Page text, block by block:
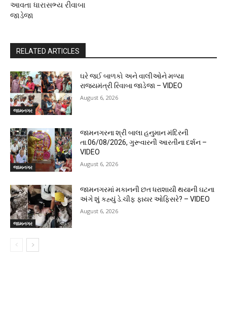
આવતા ધારાસભ્ય રીવાબા
જાડેજા
RELATED ARTICLES
જામનગર
ઘરે જઈ બાળકો અને વાલીઓને મળ્યા
રાજ્યમંત્રી રિવાબા જાડેજા – VIDEO
August 6, 2026
જામનગર
જામનગરના શ્રી બાલા હનુમાન મંદિરની
તા.06/08/2026, ગુરૂવારની આરતીના દર્શન –
VIDEO
August 6, 2026
જામનગર
જામનગરમાં મકાનની છત ધરાશાયી થયાની ઘટના
અંગે શું કહ્યું ડે.ચીફ ફાયર ઓફિસરે? – VIDEO
August 6, 2026